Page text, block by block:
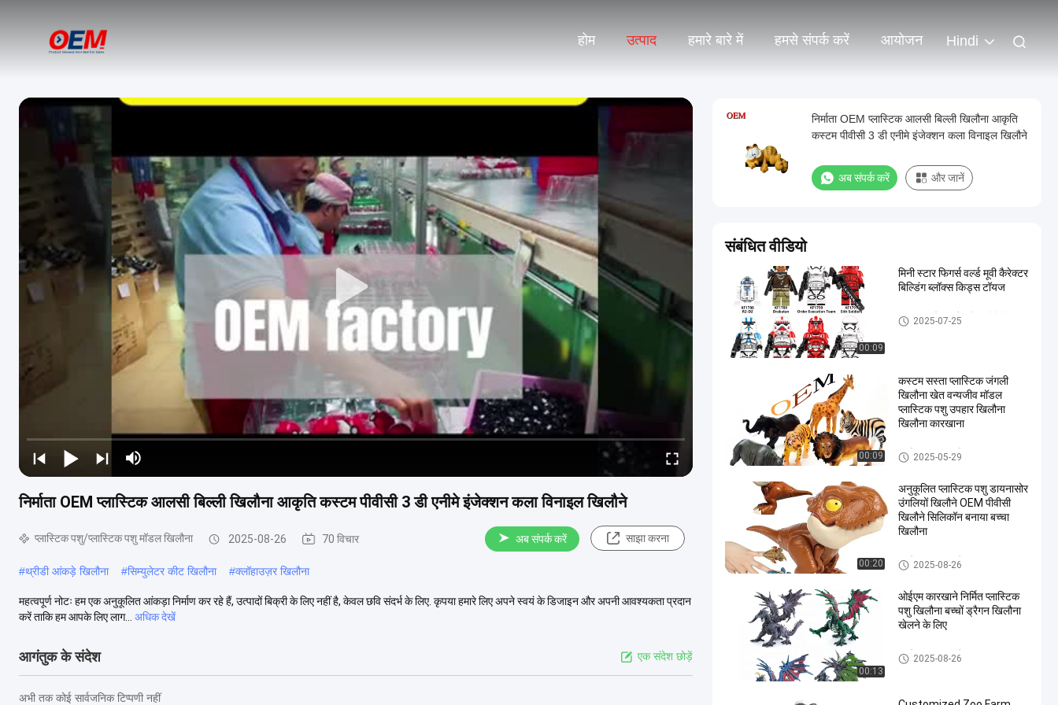
होम उत्पाद हमारे बारे में हमसे संपर्क करें आयोजन Hindi
निर्माता OEM प्लास्टिक आलसी बिल्ली खिलौना आकृति कस्टम पीवीसी 3 डी एनीमे इंजेक्शन कला विनाइल खिलौने
प्लास्टिक पशु/प्लास्टिक पशु मॉडल खिलौना 2025-08-26 70 विचार अब संपर्क करें साझा करना
#थ्रीडी आंकड़े खिलौना #सिम्युलेटर कीट खिलौना #क्लॉहाउज़र खिलौना
महत्वपूर्ण नोटः हम एक अनुकूलित आंकड़ा निर्माण कर रहे हैं, उत्पादों बिक्री के लिए नहीं है, केवल छवि संदर्भ के लिए. कृपया हमारे लिए अपने स्वयं के डिजाइन और अपनी आवश्यकता प्रदान
करें ताकि हम आपके लिए लाग...
अधिक देखें
आगंतुक के संदेश एक संदेश छोड़ें
अभी तक कोई सार्वजनिक टिप्पणी नहीं
निर्माता OEM प्लास्टिक आलसी बिल्ली खिलौना आकृति
कस्टम पीवीसी 3 डी एनीमे इंजेक्शन कला विनाइल खिलौने
अब संपर्क करें और जानें
संबंधित वीडियो
00:09
मिनी स्टार फिगर्स वर्ल्ड मूवी कैरेक्टर
बिल्डिंग ब्लॉक्स किड्स टॉयज
कस्टम प्लास्टिक खिलौना/पीवीसी
खिलौना
2025-07-25
00:09
कस्टम सस्ता प्लास्टिक जंगली
खिलौना खेत वन्यजीव मॉडल
प्लास्टिक पशु उपहार खिलौना
खिलौना कारखाना
प्लास्टिक पशु/प्लास्टिक पशु मॉडल
खिलौना
2025-05-29
00:20
अनुकूलित प्लास्टिक पशु डायनासोर
उंगलियों खिलौने OEM पीवीसी
खिलौने सिलिकॉन बनाया बच्चा
खिलौना
प्लास्टिक पशु/प्लास्टिक पशु मॉडल
खिलौना
2025-08-26
00:13
ओईएम कारखाने निर्मित प्लास्टिक
पशु खिलौना बच्चों ड्रैगन खिलौना
खेलने के लिए
प्लास्टिक पशु/प्लास्टिक पशु मॉडल
खिलौना
2025-08-26